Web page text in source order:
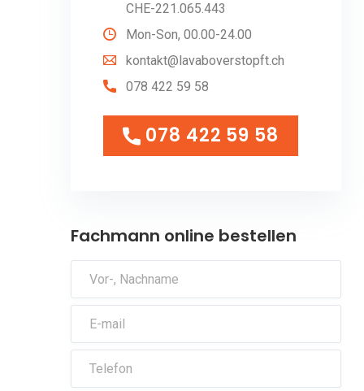
CHE-221.065.443
Mon-Son, 00.00-24.00
kontakt@lavaboverstopft.ch
078 422 59 58
078 422 59 58
078 422 59 58
Fachmann online bestellen